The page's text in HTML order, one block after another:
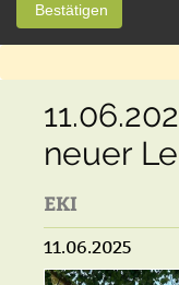
Bestätigen
neuer
EKI
11.06.2025